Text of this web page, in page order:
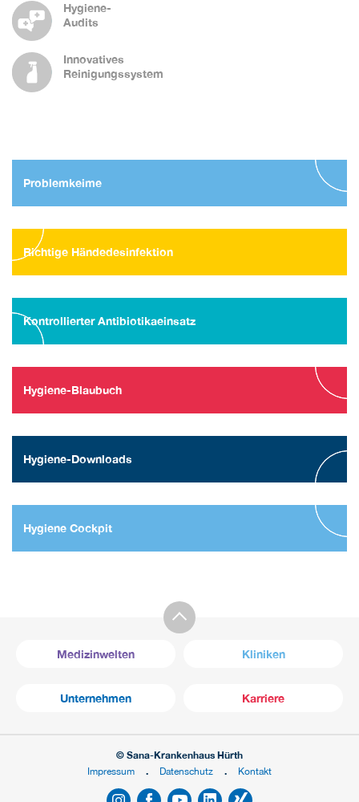
Hygiene-
Audits
Innovatives
Reinigungssystem
Problemkeime
Richtige Händedesinfektion
Kontrollierter Antibiotikaeinsatz
Hygiene-Blaubuch
Hygiene-Downloads
Hygiene Cockpit
Medizinwelten Kliniken
Unternehmen Karriere
© Sana-Krankenhaus Hürth
Impressum
Datenschutz Kontakt